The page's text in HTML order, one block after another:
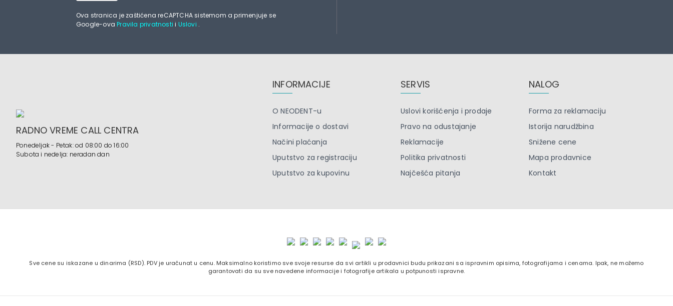
Ova stranica je zaštićena reCAPTCHA sistemom a primenjuje se
Google-ovaPravila privatnosti i Uslovi .
RADNO VREME CALL CENTRA
Ponedeljak - Petak: od 08:00 do 16:00
Subota i nedelja: neradan dan
INFORMACIJE
O NEODENT-u
Informacije o dostavi
Načini plaćanja
Uputstvo za registraciju
Uputstvo za kupovinu
SERVIS
Uslovi korišćenja i prodaje
Pravo na odustajanje
Reklamacije
Politika privatnosti
Najčešća pitanja
NALOG
Forma za reklamaciju
Istorija narudžbina
Snižene cene
Mapa prodavnice
Kontakt
Sve cene su iskazane u dinarima (RSD). PDV je uračunat u cenu. Maksimalno koristimo sve svoje resurse da svi artikli u prodavnici budu prikazani sa ispravnim opisima, fotografijama i cenama. Ipak, ne možemo
garantovati da su sve navedene informacije i fotografije artikala u potpunosti ispravne.